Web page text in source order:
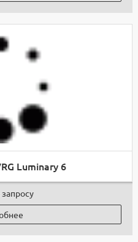
Luminary 6